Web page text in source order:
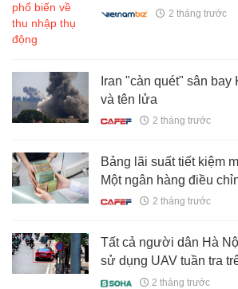
2 tháng trước
Iran "càn quét" sân
và tên lửa
2 tháng trước
Bảng lãi suất tiết kiệm
Một ngân hàng điều
Vietcombank,
suất bao nhiêu?
2 tháng trước
Tất cả người dân Hà
sử dụng UAV tuần tra
nghệ “mắt thần” nhạy cỡ
2 tháng trước